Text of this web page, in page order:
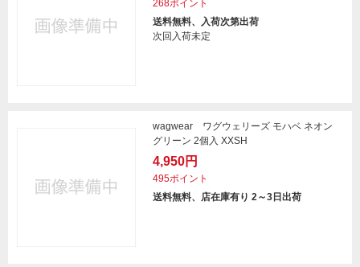
268ポイント
送料無料、入荷次第出荷
次回入荷未定
wagwear ワグウェリーズ モハベ ネオン
グリーン 2個入 XXSH
4,950円
495ポイント
送料無料、店在庫有り 2～3日出荷